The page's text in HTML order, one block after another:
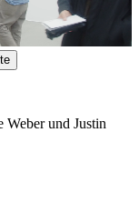
Weber und Justin